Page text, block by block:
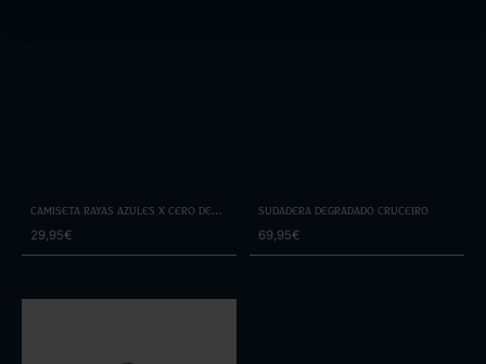
Camiseta Rayas Azules x Cero de
Costa
29,95€
Sudadera Degradado Cruceiro
69,95€